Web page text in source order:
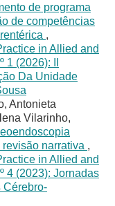
de programa
de competências
,
in Allied and
(2026): II
Da Unidade
Antonieta
Vilarinho,
narrativa ,
in Allied and
4 (2023): Jornadas
Cérebro-